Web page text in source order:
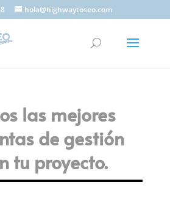
hola@highwaytoseo.com
las mejores
de gestión
tu proyecto.